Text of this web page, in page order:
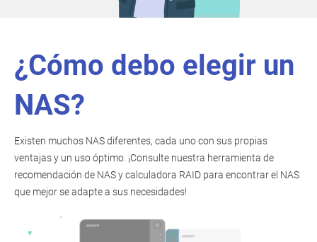
¿Cómo debo elegir un
NAS?
Existen muchos NAS diferentes, cada uno con sus propias
ventajas y un uso óptimo. ¡Consulte nuestra herramienta de
recomendación de NAS y calculadora RAID para encontrar el NAS
que mejor se adapte a sus necesidades!